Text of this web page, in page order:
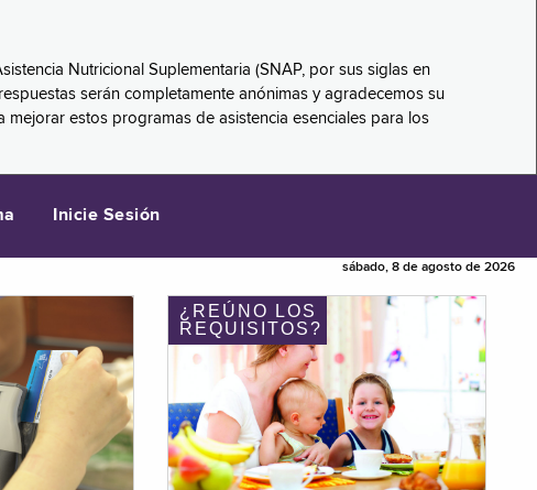
Nutricional Suplementaria (SNAP, por sus siglas en
serán completamente anónimas y agradecemos su
estos programas de asistencia esenciales para los
Inicie Sesión
sábado, 8 de agosto de 2026
¿REÚNO LOS
REQUISITOS?